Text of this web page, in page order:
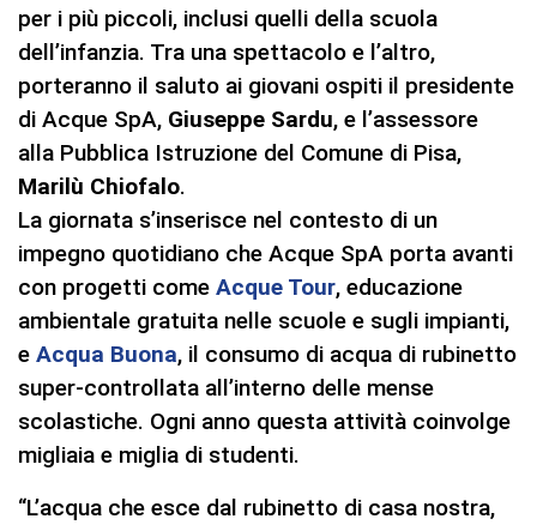
per i più piccoli, inclusi quelli della scuola
dell’infanzia. Tra una spettacolo e l’altro,
porteranno il saluto ai giovani ospiti il presidente
di Acque SpA, Giuseppe Sardu, e l’assessore
alla Pubblica Istruzione del Comune di Pisa,
Marilù Chiofalo.
La giornata s’inserisce nel contesto di un
impegno quotidiano che Acque SpA porta avanti
con progetti come Acque Tour, educazione
ambientale gratuita nelle scuole e sugli impianti,
e Acqua Buona, il consumo di acqua di rubinetto
super-controllata all’interno delle mense
scolastiche. Ogni anno questa attività coinvolge
migliaia e miglia di studenti.
“L’acqua che esce dal rubinetto di casa nostra,